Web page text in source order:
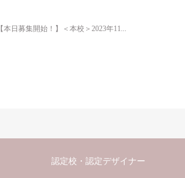
【本日募集開始！】＜本校＞2023年11...
認定校・認定デザイナー